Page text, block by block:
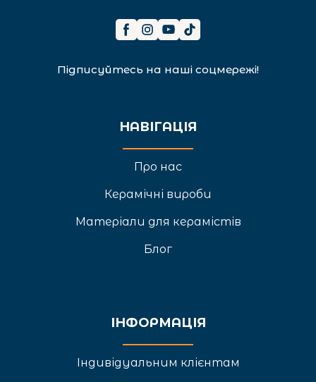
Підписуйтесь на наші соцмережі!
НАВІГАЦІЯ
Про нас
Керамічні вироби
Матеріали для керамістів
Блог
ІНФОРМАЦІЯ
Індивідуальним клієнтам